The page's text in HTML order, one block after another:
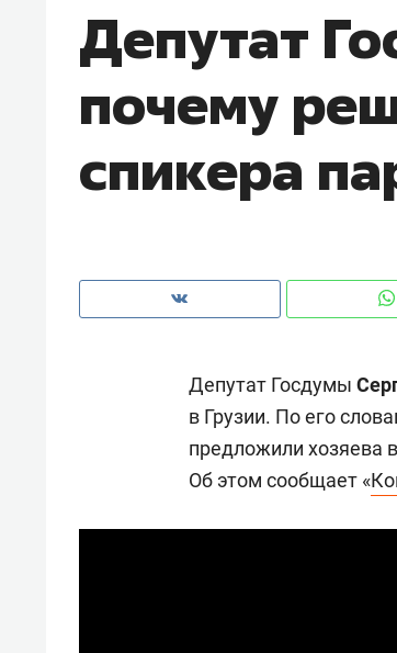
Депутат
почему
спикера
Депутат Госдумы
в Грузии. По его
предложили хозяева
Об этом сообщает «
Рекомендуем